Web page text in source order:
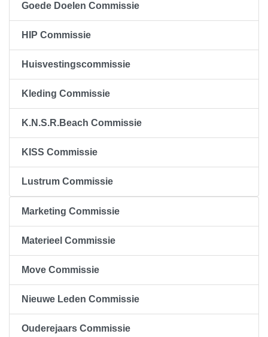
Goede Doelen Commissie
HIP Commissie
Huisvestingscommissie
Kleding Commissie
K.N.S.R.Beach Commissie
KISS Commissie
Lustrum Commissie
Marketing Commissie
Materieel Commissie
Move Commissie
Nieuwe Leden Commissie
Ouderejaars Commissie